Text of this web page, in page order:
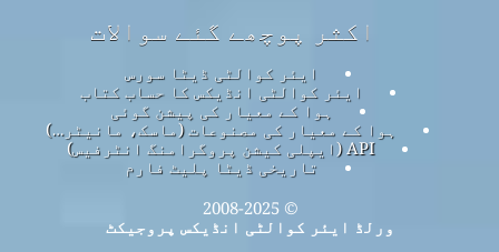
اکثر پوچھے گئے سوالات
ایئر کوالٹی ڈیٹا سورس
ایئر کوالٹی انڈیکس کا حساب کتاب
ہوا کے معیار کی پیشن گوئی
ہوا کے معیار کی مصنوعات (ماسک، مانیٹر…)
API (ایپلی کیشن پروگرامنگ انٹرفیس)
تاریخی ڈیٹا پلیٹ فارم
© 2008-2025
ورلڈ ایئر کوالٹی انڈیکس پروجیکٹ